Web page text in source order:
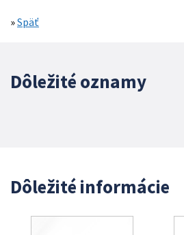
»Späť
Dôležité oznamy
Dôležité informácie